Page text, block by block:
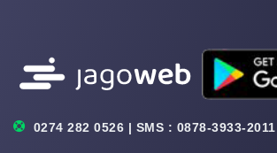
0274 282 0526 | SMS : 0878-3933-2011